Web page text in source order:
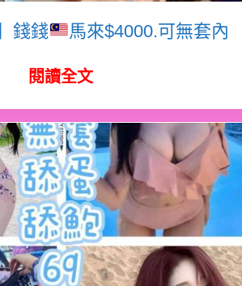
錢錢
馬來$4000.可無套內
閱讀全文